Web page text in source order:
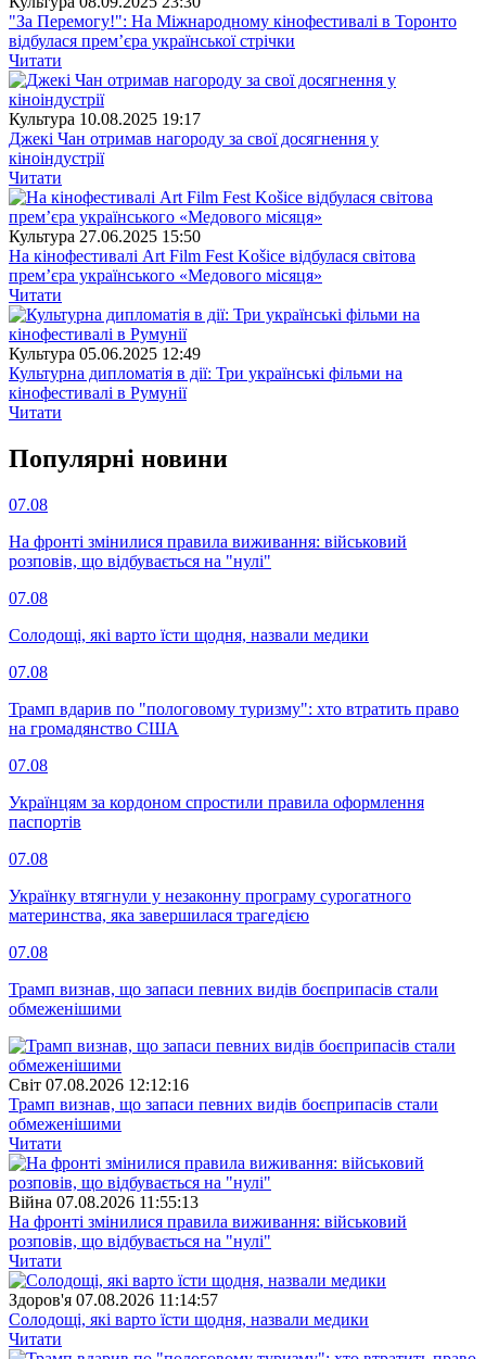
"За Перемогу!": На Міжнародному кінофестивалі в Торонто
відбулася премʼєра української стрічки
Читати
Культура 10.08.2025 19:17
Джекі Чан отримав нагороду за свої досягнення у
кіноіндустрії
Читати
Культура 27.06.2025 15:50
На кінофестивалі Art Film Fest Košice відбулася світова
прем’єра українського «Медового місяця»
Читати
Культура 05.06.2025 12:49
Культурна дипломатія в дії: Три українські фільми на
кінофестивалі в Румунії
Читати
Популярнi новини
07.08
На фронті змінилися правила виживання: військовий
розповів, що відбувається на "нулі"
07.08
Солодощі, які варто їсти щодня, назвали медики
07.08
Трамп вдарив по "пологовому туризму": хто втратить право
на громадянство США
07.08
Українцям за кордоном спростили правила оформлення
паспортів
07.08
Українку втягнули у незаконну програму сурогатного
материнства, яка завершилася трагедією
07.08
Трамп визнав, що запаси певних видів боєприпасів стали
обмеженішими
Свiт 07.08.2026 12:12:16
Трамп визнав, що запаси певних видів боєприпасів стали
обмеженішими
Читати
Війна 07.08.2026 11:55:13
На фронті змінилися правила виживання: військовий
розповів, що відбувається на "нулі"
Читати
Здоров'я 07.08.2026 11:14:57
Солодощі, які варто їсти щодня, назвали медики
Читати